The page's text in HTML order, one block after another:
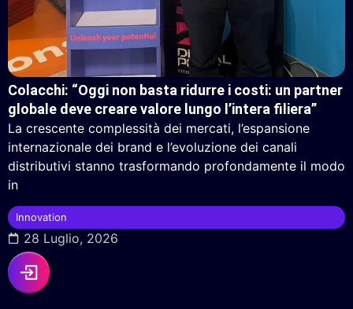
Colacchi: “Oggi non basta ridurre i costi: un partner
globale deve creare valore lungo l’intera filiera”
La crescente complessità dei mercati, l’espansione
internazionale dei brand e l’evoluzione dei canali
distributivi stanno trasformando profondamente il modo
in
Innovation
28 Luglio, 2026